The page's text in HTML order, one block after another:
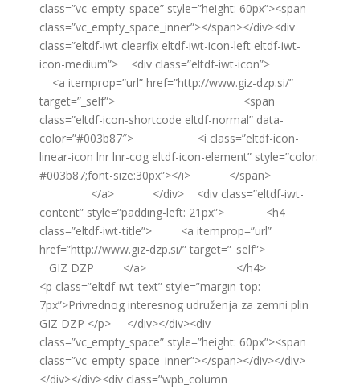
class=”vc_empty_space” style=”height: 60px”><span
class=”vc_empty_space_inner”></span></div><div
class=”eltdf-iwt clearfix eltdf-iwt-icon-left eltdf-iwt-
icon-medium”> <div class=”eltdf-iwt-icon”>
<a itemprop=”url” href=”http://www.giz-dzp.si/”
target=”_self”> <span
class=”eltdf-icon-shortcode eltdf-normal” data-
color=”#003b87″> <i class=”eltdf-icon-
linear-icon lnr lnr-cog eltdf-icon-element” style=”color:
#003b87;font-size:30px”></i> </span>
</a> </div> <div class=”eltdf-iwt-
content” style=”padding-left: 21px”> <h4
class=”eltdf-iwt-title”> <a itemprop=”url”
href=”http://www.giz-dzp.si/” target=”_self”>
GIZ DZP </a> </h4>
<p class=”eltdf-iwt-text” style=”margin-top:
7px”>Privrednog interesnog udruženja za zemni plin
GIZ DZP </p> </div></div><div
class=”vc_empty_space” style=”height: 60px”><span
class=”vc_empty_space_inner”></span></div></div>
</div></div><div class=”wpb_column